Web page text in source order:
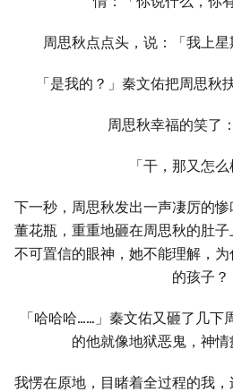
周思秋点点头，说：「我上星
「是我的？」秦文佑把周思秋
周思秋幸福的笑了
「干，那又怎么
下一秒，周思秋发出一声凄厉的
董花瓶，重重地砸在周思秋的肚
不可置信的眼神，她不能理解，
的孩子？
「哈哈哈……」秦文佑又砸了几下
的他就像地狱恶鬼，神情
我愣在原地，目睹着全过程的我，